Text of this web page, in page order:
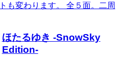
も変わります。 全５面。二周
ほたるゆき -SnowSky
Edition-